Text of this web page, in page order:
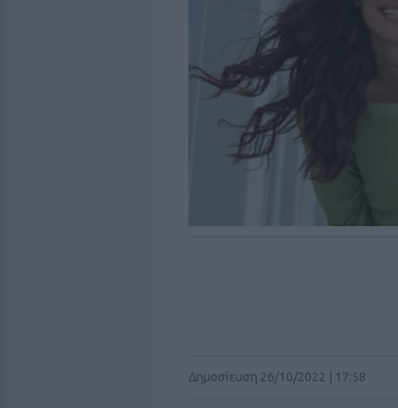
Δημοσίευση 26/10/2022 | 17:58